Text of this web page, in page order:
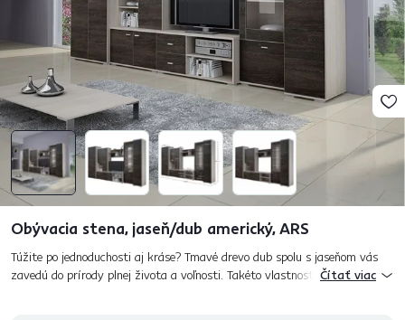
Obývacia stena, jaseň/dub americký, ARS
Túžite po jednoduchosti aj kráse? Tmavé drevo dub spolu s jaseňom vás
zavedú do prírody plnej života a voľnosti. Takéto vlastnosti má ajČítať viac